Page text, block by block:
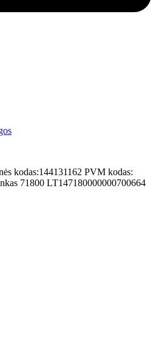
kodas:144131162 PVM kodas:
71800 LT147180000000700664